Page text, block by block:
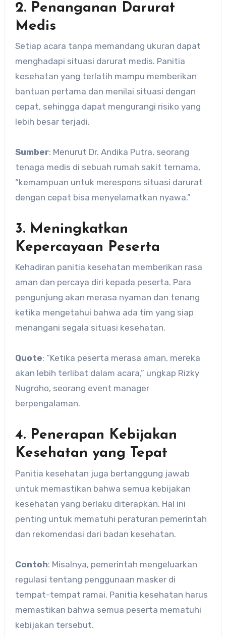
2. Penanganan Darurat
Medis
Setiap acara tanpa memandang ukuran dapat
menghadapi situasi darurat medis. Panitia
kesehatan yang terlatih mampu memberikan
bantuan pertama dan menilai situasi dengan
cepat, sehingga dapat mengurangi risiko yang
lebih besar terjadi.
Sumber: Menurut Dr. Andika Putra, seorang
tenaga medis di sebuah rumah sakit ternama,
“kemampuan untuk merespons situasi darurat
dengan cepat bisa menyelamatkan nyawa.”
3. Meningkatkan
Kepercayaan Peserta
Kehadiran panitia kesehatan memberikan rasa
aman dan percaya diri kepada peserta. Para
pengunjung akan merasa nyaman dan tenang
ketika mengetahui bahwa ada tim yang siap
menangani segala situasi kesehatan.
Quote: “Ketika peserta merasa aman, mereka
akan lebih terlibat dalam acara,” ungkap Rizky
Nugroho, seorang event manager
berpengalaman.
4. Penerapan Kebijakan
Kesehatan yang Tepat
Panitia kesehatan juga bertanggung jawab
untuk memastikan bahwa semua kebijakan
kesehatan yang berlaku diterapkan. Hal ini
penting untuk mematuhi peraturan pemerintah
dan rekomendasi dari badan kesehatan.
Contoh: Misalnya, pemerintah mengeluarkan
regulasi tentang penggunaan masker di
tempat-tempat ramai. Panitia kesehatan harus
memastikan bahwa semua peserta mematuhi
kebijakan tersebut.